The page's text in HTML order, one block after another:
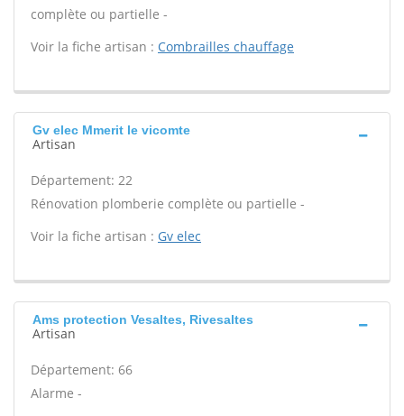
complète ou partielle -
Voir la fiche artisan : Combrailles chauffage
Gv elec Mmerit le vicomte
Artisan
Département: 22
Rénovation plomberie complète ou partielle -
Voir la fiche artisan : Gv elec
Ams protection Vesaltes, Rivesaltes
Artisan
Département: 66
Alarme -